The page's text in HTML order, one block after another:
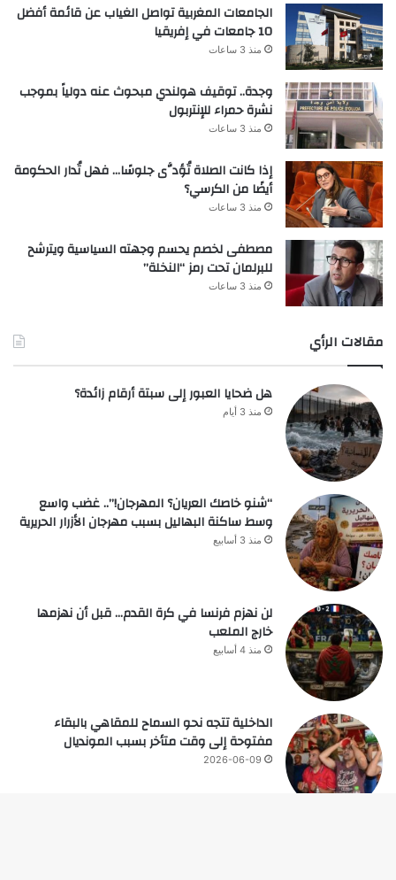
الجامعات المغربية تواصل الغياب عن قائمة أفضل
10 جامعات في إفريقيا
منذ 3 ساعات
وجدة.. توقيف هولندي مبحوث عنه دولياً بموجب
نشرة حمراء للإنتربول
منذ 3 ساعات
إذا كانت الصلاة تُؤدَّى جلوسًا… فهل تُدار الحكومة
أيضًا من الكرسي؟
منذ 3 ساعات
مصطفى لخصم يحسم وجهته السياسية ويترشح
للبرلمان تحت رمز “النخلة”
منذ 3 ساعات
مقالات الرأي
هل ضحايا العبور إلى سبتة أرقام زائدة؟
منذ 3 أيام
“شنو خاصك العريان؟ المهرجان!”.. غضب واسع
وسط ساكنة البهاليل بسبب مهرجان الأزرار الحريرية
منذ 3 أسابيع
لن نهزم فرنسا في كرة القدم… قبل أن نهزمها
خارج الملعب
منذ 4 أسابيع
الداخلية تتجه نحو السماح للمقاهي بالبقاء
مفتوحة إلى وقت متأخر بسبب المونديال
2026-06-09